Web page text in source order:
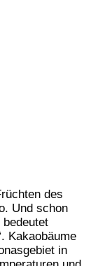
des
Und schon
Kakaobäume
in